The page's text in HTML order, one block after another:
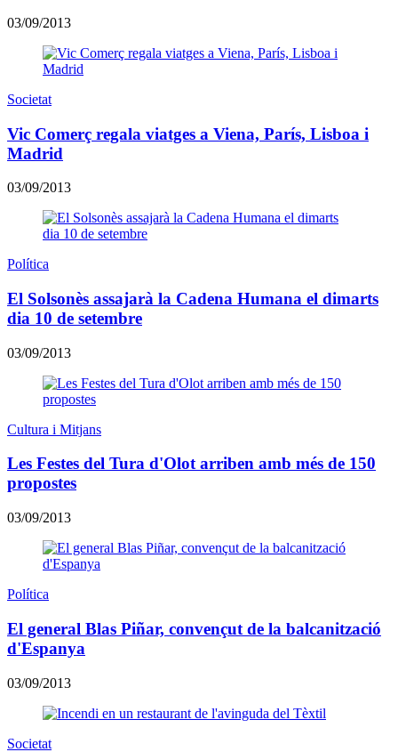
03/09/2013
Societat
Vic Comerç regala viatges a Viena, París, Lisboa i
Madrid
03/09/2013
Política
El Solsonès assajarà la Cadena Humana el dimarts
dia 10 de setembre
03/09/2013
Cultura i Mitjans
Les Festes del Tura d'Olot arriben amb més de 150
propostes
03/09/2013
Política
El general Blas Piñar, convençut de la balcanització
d'Espanya
03/09/2013
Societat